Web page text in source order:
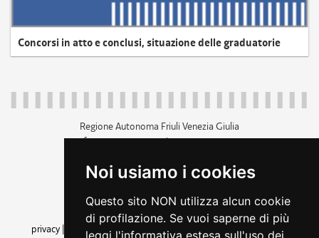
Noi usiamo i cookies
Questo sito NON utilizza alcun cookie
di profilazione. Se vuoi saperne di più
leggi l'informativa estesa sull'uso dei
Concorsi in atto e conclusi, situazione delle graduatorie
Regione Autonoma Friuli Venezia Giulia
c.f. 80014930327; p.iva 00526040324
+39 040 3771111
amministrazione trasparente
privacy
cookie |note legali accessibilità
dichiarazione di